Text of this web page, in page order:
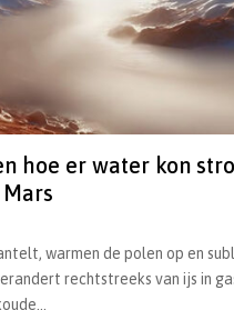
hoe er water kon
warmen de polen op en
rechtstreeks van ijs in